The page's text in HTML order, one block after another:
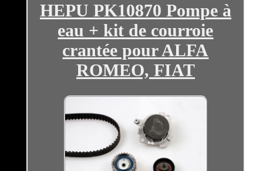
HEPU PK10870 Pompe à
eau + kit de courroie
crantée pour ALFA
ROMEO, FIAT